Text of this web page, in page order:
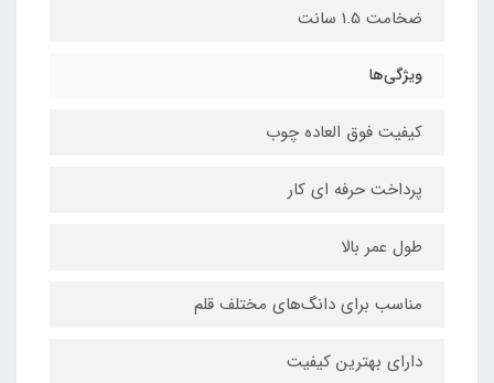
ضخامت 1.5 سانت
ویژگی‌ها
کیفیت فوق العاده چوب
پرداخت حرفه ای کار
طول عمر بالا
مناسب برای دانگ‌های مختلف قلم
دارای بهترین کیفیت